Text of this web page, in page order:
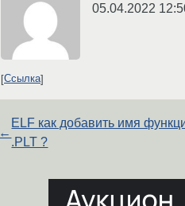
05.04.2022
Ссылка
←
ELF как добавить имя
.PLT ?